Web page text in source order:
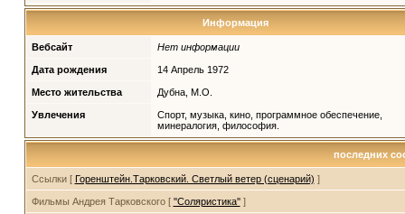
Информация
Вебсайт Нет информации
Дата рождения 14 Апрель 1972
Место жительства Дубна, М.О.
Увлечения
Спорт, музыка, кино, программное обеспечение,
минералогия, философия.
последних
Ссылки [ Горенштейн.Тарковский. Светлый ветер (сценарий) ]
Фильмы Андрея Тарковского [ ''Соляристика'']